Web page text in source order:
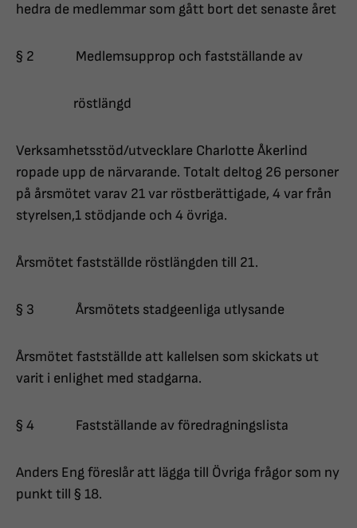
hedra de medlemmar som gått bort det senaste året
§ 2 Medlemsupprop och fastställande av
röstlängd
Verksamhetsstöd/utvecklare Charlotte Åkerlind
ropade upp de närvarande. Totalt deltog 26 personer
på årsmötet varav 21 var röstberättigade, 4 var från
styrelsen,1 stödjande och 4 övriga.
Årsmötet fastställde röstlängden till 21.
§ 3 Årsmötets stadgeenliga utlysande
Årsmötet fastställde att kallelsen som skickats ut
varit i enlighet med stadgarna.
§ 4 Fastställande av föredragningslista
Anders Eng föreslår att lägga till Övriga frågor som ny
punkt till § 18.